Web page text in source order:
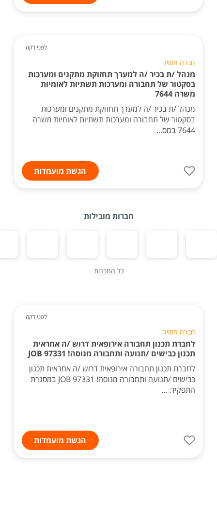
לפני דקה
חברה חסויה
מנהל /ת בכיר /ה למערך תחזוקת מתקנים ומערכות
בסקטור של תחבורה ומערכות תשתיות לאומיות
משרה 7644
מנהל /ת בכיר /ה למערך תחזוקת מתקנים ומערכות
בסקטור של תחבורה ומערכות תשתיות לאומיות משרה
7644 במס...
הגשת מועמדות
חברות מובילות
כל החברות
לפני דקה
חברה חסויה
לחברת תכנון תחבורה אירופאית דרוש /ה אחראית
תכנון כבישים /תנועה ותחבורה מנוסה! JOB 97331
לחברת תכנון תחבורה אירופאית דרוש /ה אחראית תכנון
כבישים /תנועה ותחבורה מנוסה! JOB 97331 במסגרת
התפקיד: ...
הגשת מועמדות